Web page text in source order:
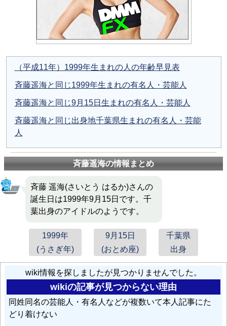
（平成11年）1999年生まれの人の年齢早見表
斉藤遥海と同じ1999年生まれの有名人・芸能人
斉藤遥海と同じ9月15日生まれの有名人・芸能人
斉藤遥海と同じ出身地千葉県生まれの有名人・芸能
人
斉藤遥海の情報まとめ
斉藤 遥海(さいとう はるか)さんの
誕生日は1999年9月15日です。千
葉出身のアイドルのようです。
1999年
(うさぎ年)
9月15日
(おとめ座)
千葉県
出身
wiki情報を探しましたが見つかりませんでした。
wikiの記事が見つからない理由
同姓同名の芸能人・有名人などが複数いて本人記事にた
どり着けない